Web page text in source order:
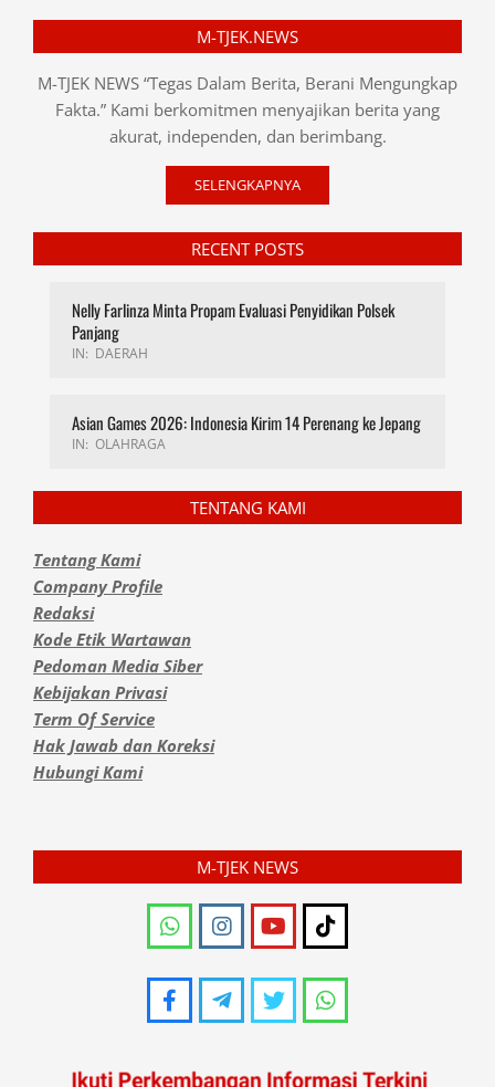
M-TJEK.NEWS
M-TJEK NEWS “Tegas Dalam Berita, Berani Mengungkap
Fakta.” Kami berkomitmen menyajikan berita yang
akurat, independen, dan berimbang.
SELENGKAPNYA
RECENT POSTS
Nelly Farlinza Minta Propam Evaluasi Penyidikan Polsek
Panjang
IN: DAERAH
Asian Games 2026: Indonesia Kirim 14 Perenang ke Jepang
IN: OLAHRAGA
TENTANG KAMI
Tentang Kami
Company Profile
Redaksi
Kode Etik Wartawan
Pedoman Media Siber
Kebijakan Privasi
Term Of Service
Hak Jawab dan Koreksi
Hubungi Kami
M-TJEK NEWS